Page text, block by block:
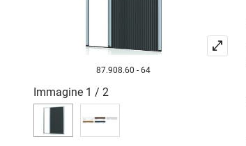
87.908.60 - 64
Immagine 1 / 2